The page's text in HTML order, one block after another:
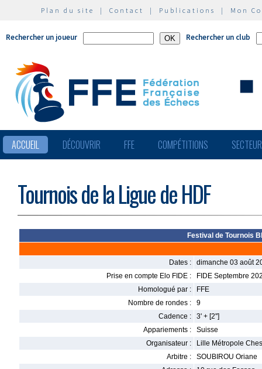
Plan du site | Contact | Publications | Mon
Rechercher un joueur Rechercher un club
ACCUEIL DÉCOUVRIR FFE COMPÉTITIONS
Tournois de la Ligue de HDF
Festival de Tournois
Dates :
dimanche 03 août
Prise en compte Elo FIDE :
FIDE Septembre
Homologué par :
FFE
Nombre de rondes :
9
Cadence :
3' + [2'']
Appariements :
Suisse
Organisateur :
Lille Métropole
Arbitre :
SOUBIROU Oriane